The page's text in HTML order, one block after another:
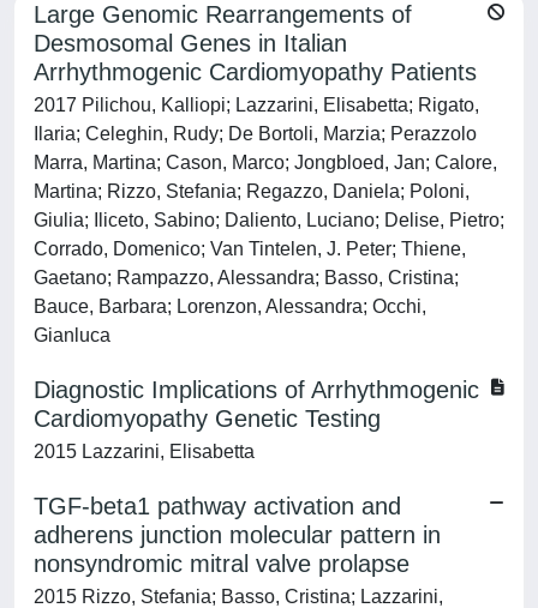
Large Genomic Rearrangements of
Desmosomal Genes in Italian
Arrhythmogenic Cardiomyopathy Patients
2017 Pilichou, Kalliopi; Lazzarini, Elisabetta; Rigato,
Ilaria; Celeghin, Rudy; De Bortoli, Marzia; Perazzolo
Marra, Martina; Cason, Marco; Jongbloed, Jan; Calore,
Martina; Rizzo, Stefania; Regazzo, Daniela; Poloni,
Giulia; Iliceto, Sabino; Daliento, Luciano; Delise, Pietro;
Corrado, Domenico; Van Tintelen, J. Peter; Thiene,
Gaetano; Rampazzo, Alessandra; Basso, Cristina;
Bauce, Barbara; Lorenzon, Alessandra; Occhi,
Gianluca
Diagnostic Implications of Arrhythmogenic
Cardiomyopathy Genetic Testing
2015 Lazzarini, Elisabetta
TGF-beta1 pathway activation and
adherens junction molecular pattern in
nonsyndromic mitral valve prolapse
2015 Rizzo, Stefania; Basso, Cristina; Lazzarini,